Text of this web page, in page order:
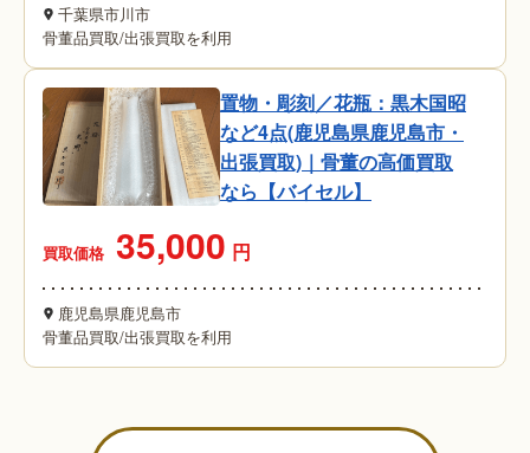
千葉県市川市
骨董品買取/出張買取を利用
置物・彫刻／花瓶：黒木国昭
など4点(鹿児島県鹿児島市・
出張買取)｜骨董の高価買取
なら【バイセル】
買取価格 35,000 円
鹿児島県鹿児島市
骨董品買取/出張買取を利用